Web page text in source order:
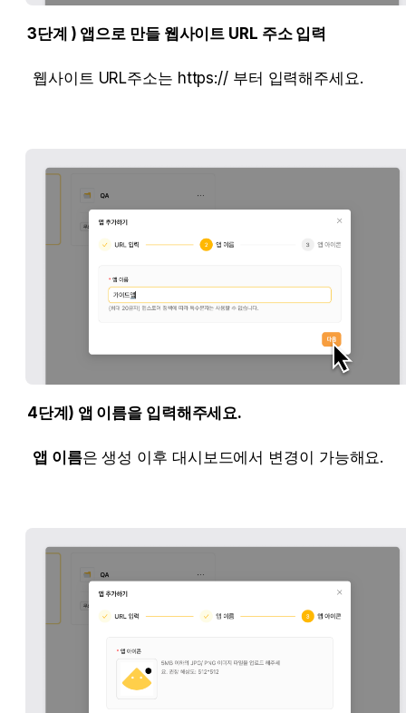
3단계 ) 앱으로 만들 웹사이트 URL 주소 입력
웹사이트 URL주소는 https:// 부터 입력해주세요.
4단계) 앱 이름을 입력해주세요.
앱 이름은 생성 이후 대시보드에서 변경이 가능해요.